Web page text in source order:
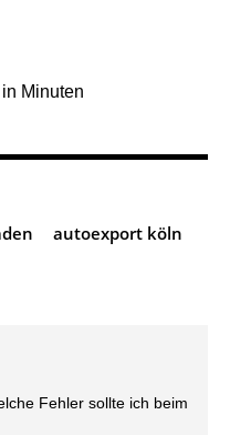
Minuten
autoexport köln
Fehler sollte ich beim